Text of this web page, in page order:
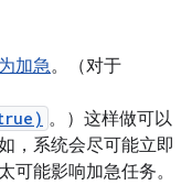
加急。（对于
。）这样做可以
，系统会尽可能立即
可能影响加急任务。